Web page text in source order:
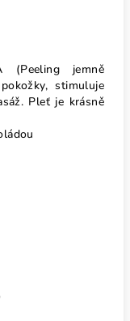
(Peeling jemně
stimuluje
Pleť je krásně